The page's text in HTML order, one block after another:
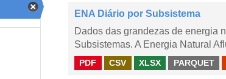
ENA Diário por Subsistema
Dados das grandezas de energia
Subsistemas. A Energia Natural
PDF CSV XLSX PARQUET